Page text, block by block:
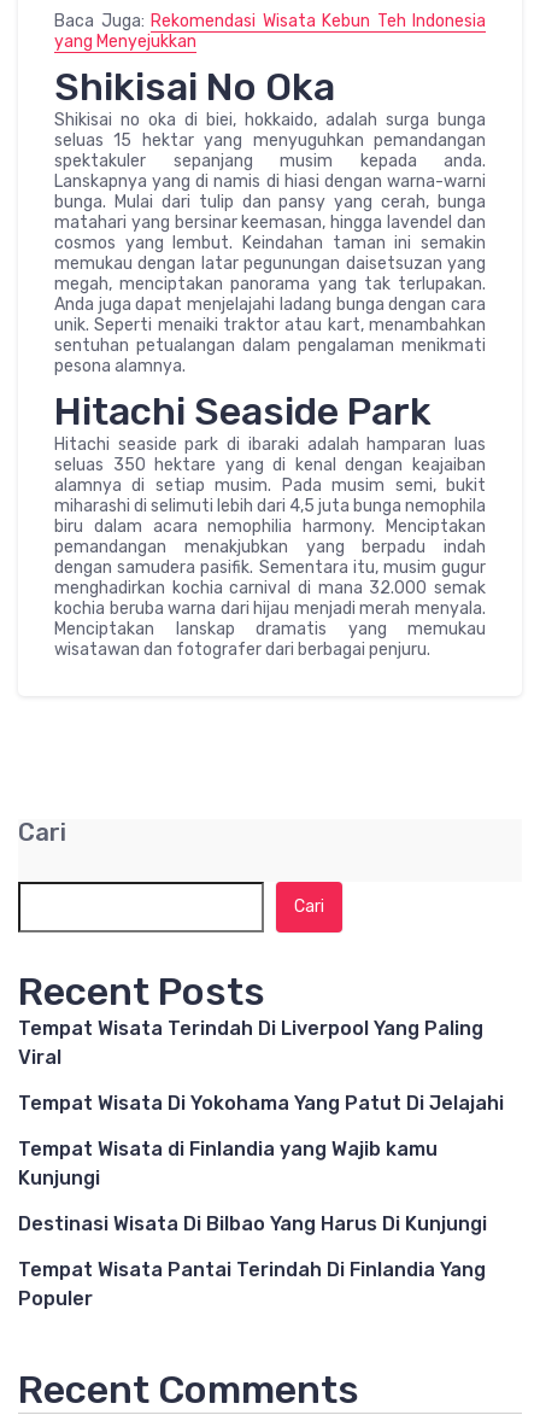
Baca Juga: Rekomendasi Wisata Kebun Teh Indonesia
yang Menyejukkan
Shikisai No Oka
Shikisai no oka di biei, hokkaido, adalah surga bunga
seluas 15 hektar yang menyuguhkan pemandangan
spektakuler sepanjang musim kepada anda.
Lanskapnya yang di namis di hiasi dengan warna-warni
bunga. Mulai dari tulip dan pansy yang cerah, bunga
matahari yang bersinar keemasan, hingga lavendel dan
cosmos yang lembut. Keindahan taman ini semakin
memukau dengan latar pegunungan daisetsuzan yang
megah, menciptakan panorama yang tak terlupakan.
Anda juga dapat menjelajahi ladang bunga dengan cara
unik. Seperti menaiki traktor atau kart, menambahkan
sentuhan petualangan dalam pengalaman menikmati
pesona alamnya.
Hitachi Seaside Park
Hitachi seaside park di ibaraki adalah hamparan luas
seluas 350 hektare yang di kenal dengan keajaiban
alamnya di setiap musim. Pada musim semi, bukit
miharashi di selimuti lebih dari 4,5 juta bunga nemophila
biru dalam acara nemophilia harmony. Menciptakan
pemandangan menakjubkan yang berpadu indah
dengan samudera pasifik. Sementara itu, musim gugur
menghadirkan kochia carnival di mana 32.000 semak
kochia beruba warna dari hijau menjadi merah menyala.
Menciptakan lanskap dramatis yang memukau
wisatawan dan fotografer dari berbagai penjuru.
Cari
Cari
Recent Posts
Tempat Wisata Terindah Di Liverpool Yang Paling
Viral
Tempat Wisata Di Yokohama Yang Patut Di Jelajahi
Tempat Wisata di Finlandia yang Wajib kamu
Kunjungi
Destinasi Wisata Di Bilbao Yang Harus Di Kunjungi
Tempat Wisata Pantai Terindah Di Finlandia Yang
Populer
Recent Comments